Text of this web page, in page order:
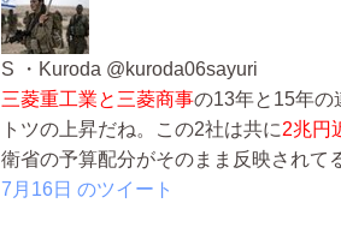
S ・Kuroda ‏@kuroda06sayuri
三菱重工業と三菱商事の13年と15年の
トツの上昇だね。この2社は共に2兆円
衛省の予算配分がそのまま反映されて
7月16日 のツイート